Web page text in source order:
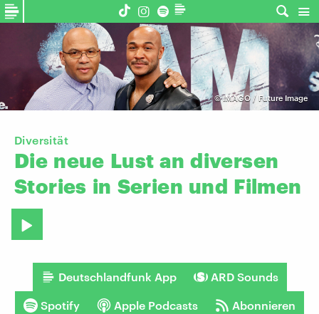
©IMAGO / Future Image
Diversität
Die neue Lust an diversen
Stories in Serien und Filmen
Deutschlandfunk App ARD Sounds
Spotify Apple Podcasts Abonnieren